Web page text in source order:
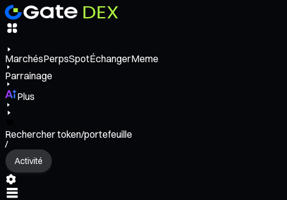
MarchésPerpsSpotÉchangerMeme
Parrainage
Plus
Rechercher token/portefeuille
/
Activité